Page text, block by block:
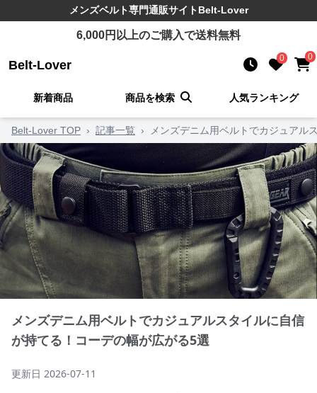
メンズベルト専門通販サイトBelt-Lover
6,000円以上のご購入で送料無料
Belt-Lover 0 0
新着商品 商品を検索 人気ランキング
Belt-Lover TOP › 記事一覧 › メンズデニム用ベルトでカジュアル
メンズデニム用ベルトでカジュアルスタイルに自信
が持てる！コーデの幅が広がる5選
更新日 2026-07-11